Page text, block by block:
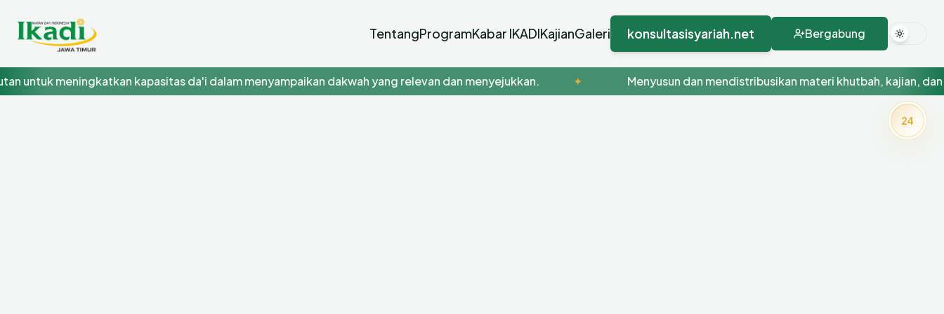
TentangProgramKabar IKADIKajianGaleri konsultasisyariah.net Bergabung
meningkatkan kapasitas da'i dalam menyampaikan dakwah yang relevan dan menyejukkan. Menyusun dan mendistribusikan materi khutbah, kajian, dan
24